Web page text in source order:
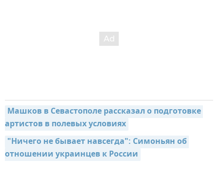
Машков в Севастополе рассказал о подготовке
артистов в полевых условиях
"Ничего не бывает навсегда": Симоньян об
отношении украинцев к России